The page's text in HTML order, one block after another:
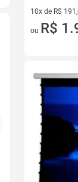
10x de R$
10 vez de R$
ou R$